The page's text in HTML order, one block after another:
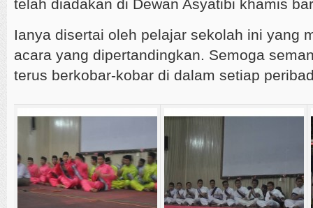
telah diadakan di Dewan Asyatibi khamis
Ianya disertai oleh pelajar sekolah ini yang
acara yang dipertandingkan. Semoga
terus berkobar-kobar di dalam setiap